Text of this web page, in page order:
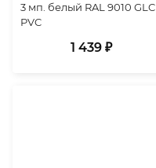
3 мп. белый RAL 9010 GLC
PVC
1 439 ₽